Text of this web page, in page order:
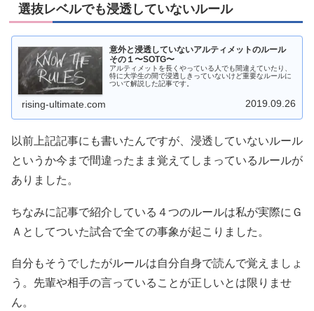
選抜レベルでも浸透していないルール
意外と浸透していないアルティメットのルール
その１〜SOTG〜
アルティメットを長くやっている人でも間違えていたり、
特に大学生の間で浸透しきっていないけど重要なルールに
ついて解説した記事です。
rising-ultimate.com 2019.09.26
以前上記記事にも書いたんですが、浸透していないルール
というか今まで間違ったまま覚えてしまっているルールが
ありました。
ちなみに記事で紹介している４つのルールは私が実際にＧ
Ａとしてついた試合で全ての事象が起こりました。
自分もそうでしたがルールは自分自身で読んで覚えましょ
う。先輩や相手の言っていることが正しいとは限りませ
ん。